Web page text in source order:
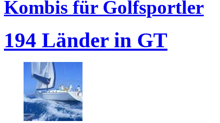
Kombis für Golfsportler
194 Länder in GT